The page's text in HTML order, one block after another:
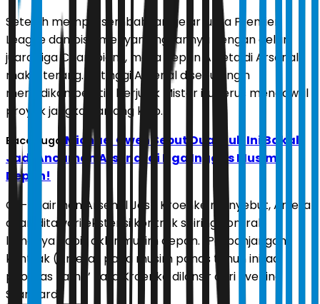
Setelah mempersembahkan gelar juara Premier
League dan bisa menyandingkannya dengan gelar
juara Liga Champions, masa depan Arteta di Arsenal
makin terang. Petinggi Arsenal disebut ingin
menjadikan pelatih berjuluk Mister itu terus mengawal
proyek jangka panjang klub.
Baca Juga: Michael Owen Sebut Dua Klub Ini Bakal
Jadi Ancaman Arsenal di Liga Inggris Musim
Depan!
Co-chairman Arsenal Josh Kroenke menyebut, Arteta
akan ditawari ekstensi kontrak seiring kontrak
lamanya habis akhir musim depan. ”Perpanjangan
kontrak (Arteta) pada musim panas tahun ini jadi
prioritas kami,’’ kata Kroenke dilansir dari Evening
Standard.